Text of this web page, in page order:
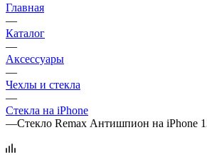
Главная
—
Каталог
—
Аксессуары
—
Чехлы и стекла
—
Стекла на iPhone
—Стекло Remax Антишпион на iPhone